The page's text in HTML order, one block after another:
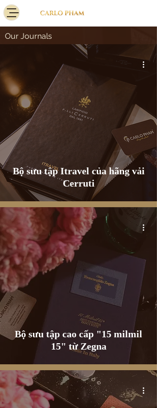
Our Journals
Bộ sưu tập Itravel của hãng vải
Cerruti
Bộ sưu tập cao cấp "15 milmil
15" từ Zegna